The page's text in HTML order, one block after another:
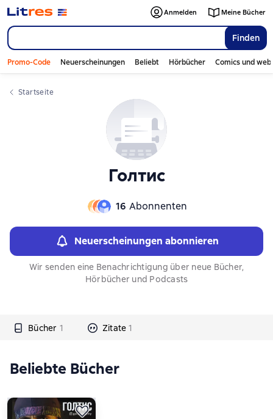
Finden
Anmelden Meine Bücher
Promo-Code Neuerscheinungen Beliebt Hörbücher Comics und
Startseite
Голтис
16 Abonnenten
Neuerscheinungen abonnieren
Wir senden eine Benachrichtigung über neue Bücher,
Hörbücher und Podcasts
Bücher 1 Zitate 1
Слайдер с книгами
Beliebte Bücher